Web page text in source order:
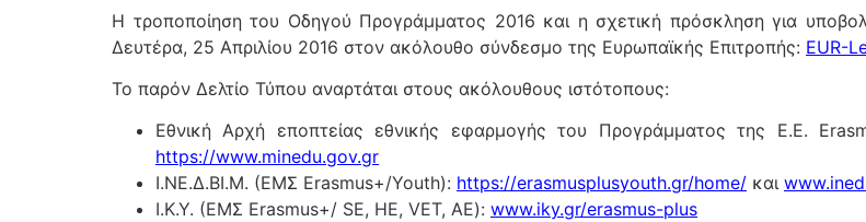
Η τροποποίηση τoυ Οδηγού Προγράμματος 2016 και η σχετική πρόσκληση για
Δευτέρα, 25 Απριλίου 2016 στον ακόλουθο σύνδεσμο της Ευρωπαϊκής Επιτροπής: EUR-
Το παρόν Δελτίο Τύπου αναρτάται στους ακόλουθους ιστότοπους:
Εθνική Αρχή εποπτείας εθνικής εφαρμογής του Προγράμματος της Ε.Ε.
https://www.minedu.gov.gr
Ι.ΝΕ.Δ.ΒΙ.Μ. (ΕΜΣ Erasmus+/Youth): https://erasmusplusyouth.gr/home/ και
Ι.Κ.Υ. (ΕΜΣ Erasmus+/ SE, HE, VET, AE): www.iky.gr/erasmus-plus